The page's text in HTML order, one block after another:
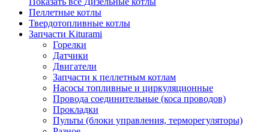
Пеллетные котлы
Твердотопливные котлы
Запчасти Kiturami
Горелки
Датчики
Двигатели
Запчасти к пеллетным котлам
Насосы топливные и циркуляционные
Провода соединительные (коса проводов)
Прокладки
Пульты (блоки управления, терморегуляторы)